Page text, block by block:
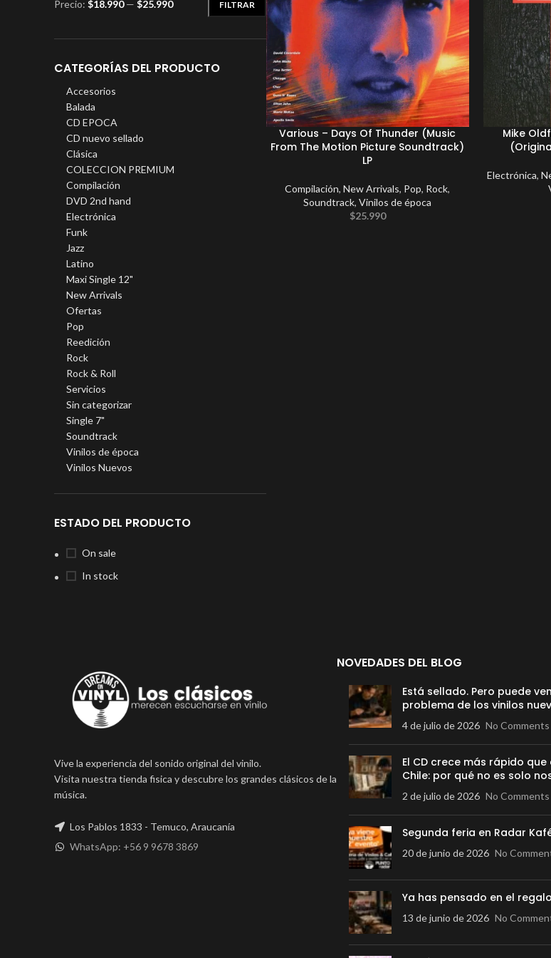
FILTRAR
Precio: $18.990— $25.990
CATEGORÍAS DEL PRODUCTO
Accesorios
Balada
CD EPOCA
CD nuevo sellado
Clásica
COLECCION PREMIUM
Compilación
DVD 2nd hand
Electrónica
Funk
Jazz
Latino
Maxi Single 12"
New Arrivals
Ofertas
Pop
Reedición
Rock
Rock & Roll
Servicios
Sin categorizar
Single 7"
Soundtrack
Vinilos de época
Vinilos Nuevos
ESTADO DEL PRODUCTO
On sale
In stock
Various – Days Of Thunder (Music
From The Motion Picture Soundtrack)
LP
Compilación,New Arrivals, Pop, Rock,
Soundtrack,Vinilos de época
$25.990
Mike
Electrónica,
Vive la experiencia del sonido original del vinilo.
Visita nuestra tienda fisica y descubre los grandes clásicos de la
música.
Los Pablos 1833 - Temuco, Araucanía
WhatsApp: +56 9 9678 3869
NOVEDADES DEL BLOG
Está sellado. Pero puede
problema de los vinilos
4 de julio de 2026 No Comments
El CD crece más rápido que
Chile: por qué no es solo
2 de julio de 2026 No Comments
Segunda feria en Radar
20 de junio de 2026 No
Ya has pensado en el
13 de junio de 2026 No